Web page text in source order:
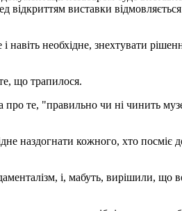
відкриттям виставки
навіть необхідне, знехтувати
що трапилося.
про те, "правильно чи ні чинить
наздогнати кожного, хто посміє
і, мабуть, вирішили, що